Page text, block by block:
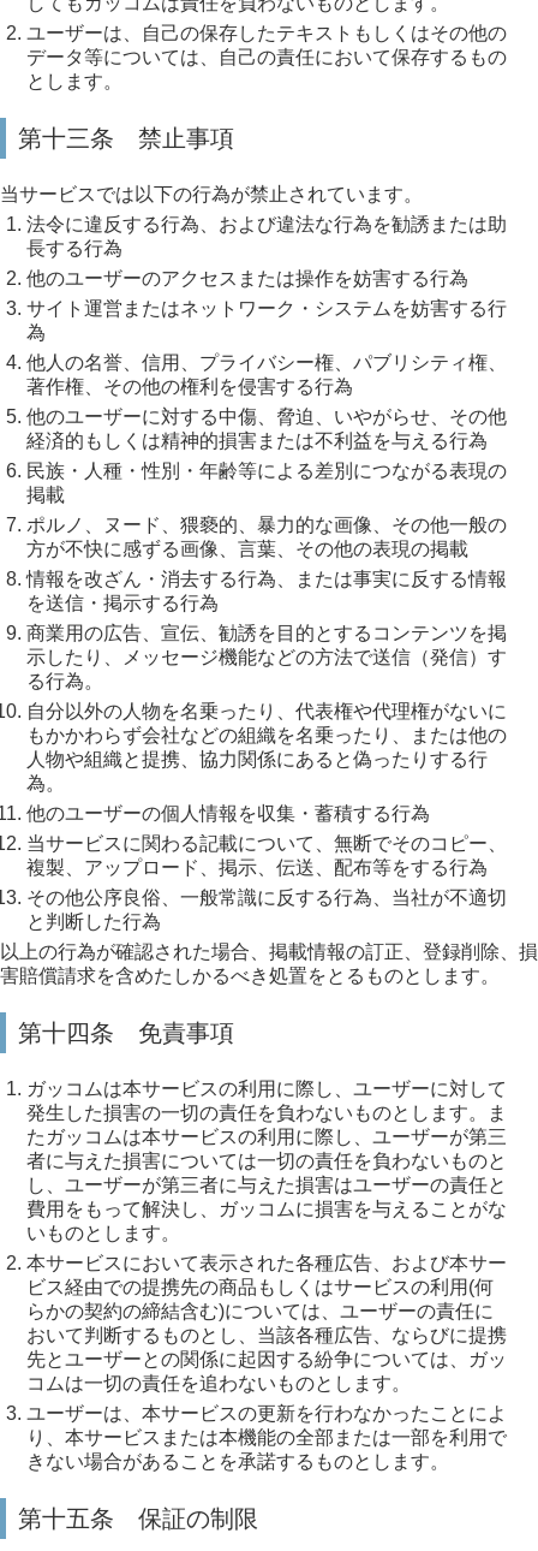
ユーザーは、自己の保存したテキストもしくはその他の
データ等については、自己の責任において保存するもの
とします。
第十三条 禁止事項
当サービスでは以下の行為が禁止されています。
法令に違反する行為、および違法な行為を勧誘または助
長する行為
他のユーザーのアクセスまたは操作を妨害する行為
サイト運営またはネットワーク・システムを妨害する行
為
他人の名誉、信用、プライバシー権、パブリシティ権、
著作権、その他の権利を侵害する行為
他のユーザーに対する中傷、脅迫、いやがらせ、その他
経済的もしくは精神的損害または不利益を与える行為
民族・人種・性別・年齢等による差別につながる表現の
掲載
ポルノ、ヌード、猥褻的、暴力的な画像、その他一般の
方が不快に感ずる画像、言葉、その他の表現の掲載
情報を改ざん・消去する行為、または事実に反する情報
を送信・掲示する行為
商業用の広告、宣伝、勧誘を目的とするコンテンツを掲
示したり、メッセージ機能などの方法で送信（発信）す
る行為。
自分以外の人物を名乗ったり、代表権や代理権がないに
もかかわらず会社などの組織を名乗ったり、または他の
人物や組織と提携、協力関係にあると偽ったりする行
為。
他のユーザーの個人情報を収集・蓄積する行為
当サービスに関わる記載について、無断でそのコピー、
複製、アップロード、掲示、伝送、配布等をする行為
その他公序良俗、一般常識に反する行為、当社が不適切
と判断した行為
以上の行為が確認された場合、掲載情報の訂正、登録削除、損
害賠償請求を含めたしかるべき処置をとるものとします。
第十四条 免責事項
ガッコムは本サービスの利用に際し、ユーザーに対して
発生した損害の一切の責任を負わないものとします。ま
たガッコムは本サービスの利用に際し、ユーザーが第三
者に与えた損害については一切の責任を負わないものと
し、ユーザーが第三者に与えた損害はユーザーの責任と
費用をもって解決し、ガッコムに損害を与えることがな
いものとします。
本サービスにおいて表示された各種広告、および本サー
ビス経由での提携先の商品もしくはサービスの利用(何
らかの契約の締結含む)については、ユーザーの責任に
おいて判断するものとし、当該各種広告、ならびに提携
先とユーザーとの関係に起因する紛争については、ガッ
コムは一切の責任を追わないものとします。
ユーザーは、本サービスの更新を行わなかったことによ
り、本サービスまたは本機能の全部または一部を利用で
きない場合があることを承諾するものとします。
第十五条 保証の制限